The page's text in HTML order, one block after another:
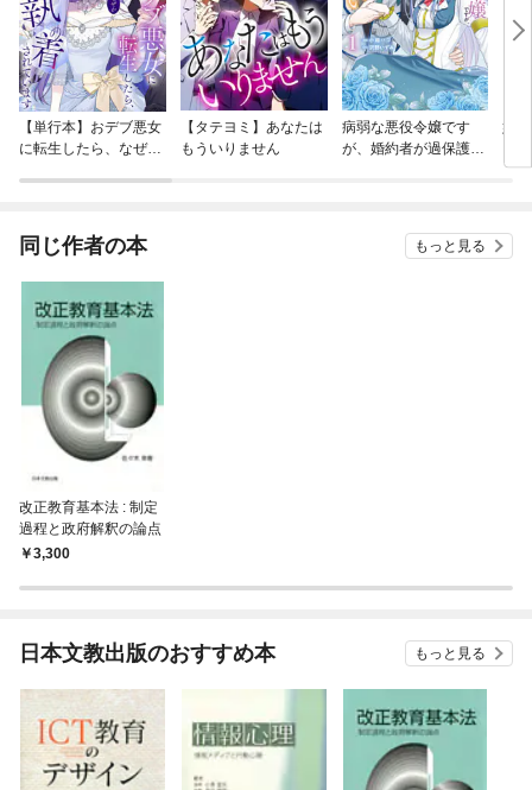
【単行本】おデブ悪女
に転生したら、なぜか
【タテヨミ】あなたは
もういりません
病弱な悪役令嬢です
が、婚約者が過保護す
妹
同じ作者の本 もっと見る
改正教育基本法 : 制定
過程と政府解釈の論点
3,300
日本文教出版のおすすめ本 もっと見る